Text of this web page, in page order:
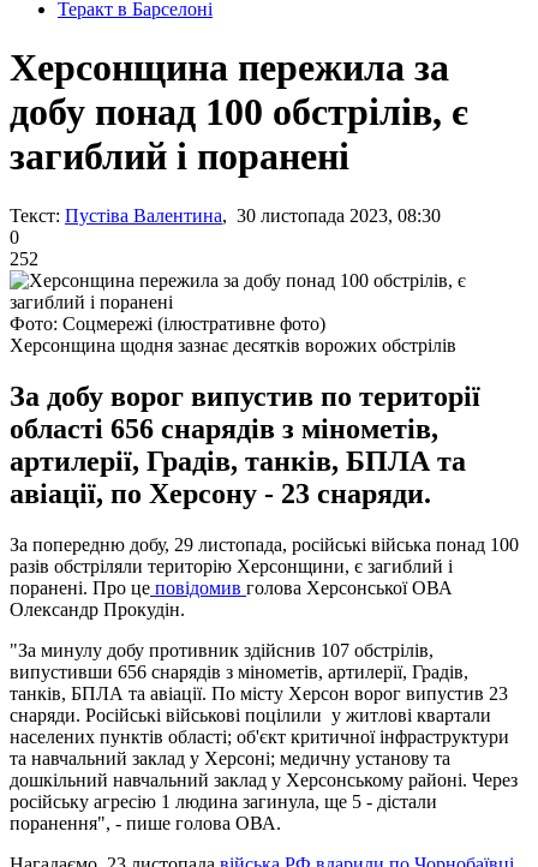
Теракт в Барселоні
Херсонщина пережила за
добу понад 100 обстрілів, є
загиблий і поранені
Текст: Пустіва Валентина, 30 листопада 2023, 08:30
0
252
Фото: Соцмережі (ілюстративне фото)
Херсонщина щодня зазнає десятків ворожих обстрілів
За добу ворог випустив по території
області 656 снарядів з мінометів,
артилерії, Градів, танків, БПЛА та
авіації, по Херсону - 23 снаряди.
За попередню добу, 29 листопада, російські війська понад 100
разів обстріляли територію Херсонщини, є загиблий і
поранені. Про це повідомив голова Херсонської ОВА
Олександр Прокудін.
"За минулу добу противник здійснив 107 обстрілів,
випустивши 656 снарядів з мінометів, артилерії, Градів,
танків, БПЛА та авіації. По місту Херсон ворог випустив 23
снаряди. Російські військові поцілили у житлові квартали
населених пунктів області; об'єкт критичної інфраструктури
та навчальний заклад у Херсоні; медичну установу та
дошкільний навчальний заклад у Херсонському районі. Через
російську агресію 1 людина загинула, ще 5 - дістали
поранення", - пише голова ОВА.